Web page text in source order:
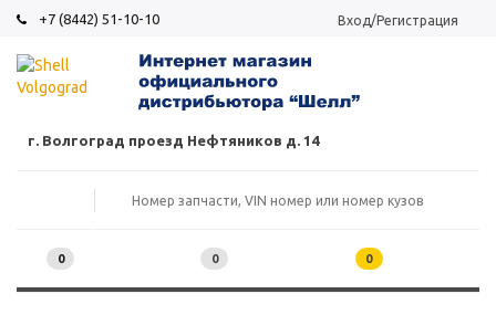
+7 (8442) 51-10-10 Вход/Регистрация
г. Волгоград проезд Нефтяников д. 14
0 0 0